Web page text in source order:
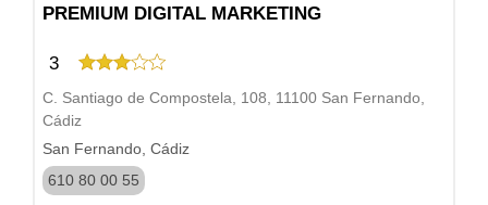
PREMIUM DIGITAL MARKETING
3
C. Santiago de Compostela, 108, 11100 San Fernando,
Cádiz
San Fernando, Cádiz
610 80 00 55